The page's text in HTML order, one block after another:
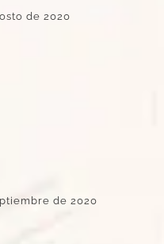
de 2020
de 2020